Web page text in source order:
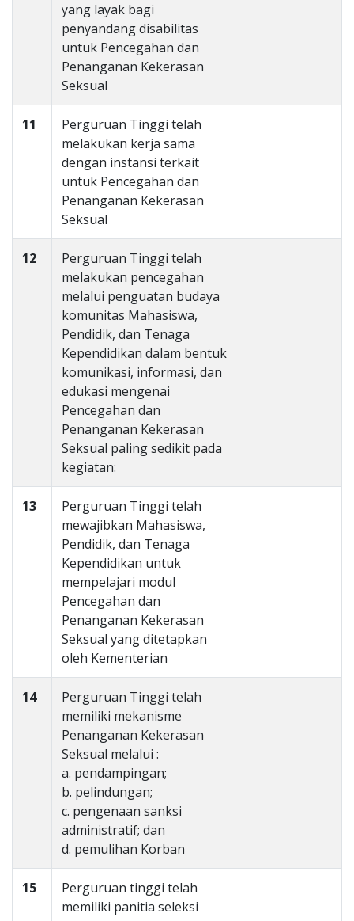
yang layak bagi
penyandang disabilitas
untuk Pencegahan dan
Penanganan Kekerasan
Seksual
11
Perguruan Tinggi telah
melakukan kerja sama
dengan instansi terkait
untuk Pencegahan dan
Penanganan Kekerasan
Seksual
12
Perguruan Tinggi telah
melakukan pencegahan
melalui penguatan budaya
komunitas Mahasiswa,
Pendidik, dan Tenaga
Kependidikan dalam bentuk
komunikasi, informasi, dan
edukasi mengenai
Pencegahan dan
Penanganan Kekerasan
Seksual paling sedikit pada
kegiatan:
13
Perguruan Tinggi telah
mewajibkan Mahasiswa,
Pendidik, dan Tenaga
Kependidikan untuk
mempelajari modul
Pencegahan dan
Penanganan Kekerasan
Seksual yang ditetapkan
oleh Kementerian
14
Perguruan Tinggi telah
memiliki mekanisme
Penanganan Kekerasan
Seksual melalui :
a. pendampingan;
b. pelindungan;
c. pengenaan sanksi
administratif; dan
d. pemulihan Korban
15
Perguruan tinggi telah
memiliki panitia seleksi